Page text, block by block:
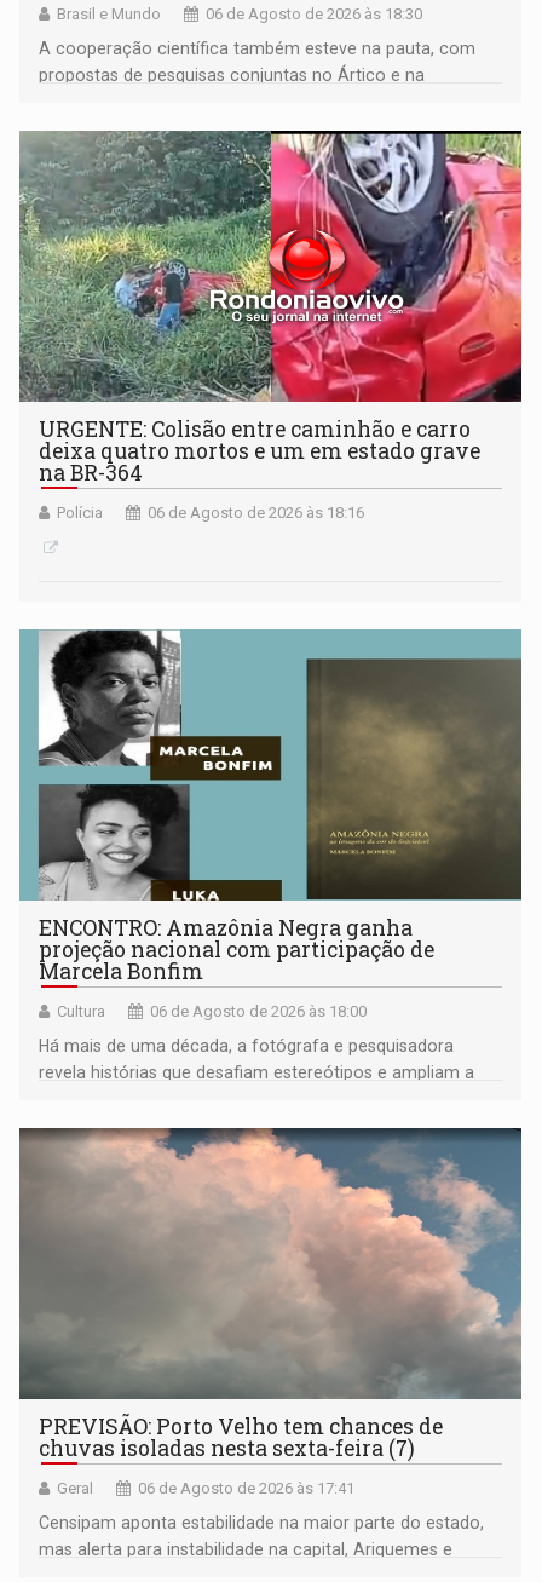
Brasil e Mundo 06 de Agosto de 2026 às 18:30
A cooperação científica também esteve na pauta, com
propostas de pesquisas conjuntas no Ártico e na
URGENTE: Colisão entre caminhão e carro
deixa quatro mortos e um em estado grave
na BR-364
Polícia 06 de Agosto de 2026 às 18:16
ENCONTRO: Amazônia Negra ganha
projeção nacional com participação de
Marcela Bonfim
Cultura 06 de Agosto de 2026 às 18:00
Há mais de uma década, a fotógrafa e pesquisadora
revela histórias que desafiam estereótipos e ampliam a
negras
PREVISÃO: Porto Velho tem chances de
chuvas isoladas nesta sexta-feira (7)
Geral 06 de Agosto de 2026 às 17:41
Censipam aponta estabilidade na maior parte do estado,
mas alerta para instabilidade na capital, Ariquemes e